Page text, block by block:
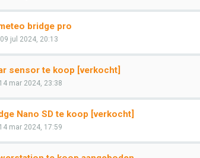
bridge pro
jul 2024, 20:13
sensor te koop [verkocht]
mar 2024, 23:38
Nano SD te koop [verkocht]
mar 2024, 17:59